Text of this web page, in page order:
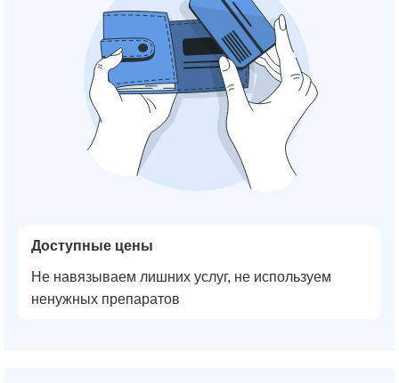
Доступные цены
Не навязываем лишних услуг, не используем
ненужных препаратов